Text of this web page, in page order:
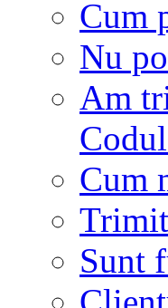
Cum
Nu
Am
Cum
Sunt